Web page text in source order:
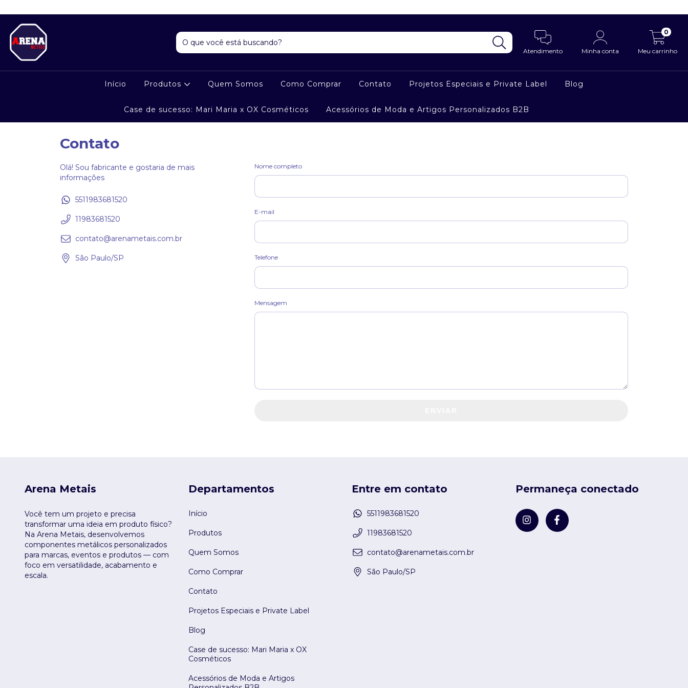
Atendimento Minha conta Meu carrinho
0
Início Produtos Quem Somos Como Comprar Contato Projetos Especiais e Private Label Blog
Case de sucesso: Mari Maria x OX Cosméticos Acessórios de Moda e Artigos Personalizados B2B
Contato
Olá! Sou fabricante e gostaria de mais
informações
5511983681520
11983681520
contato@arenametais.com.br
São Paulo/SP
Nome completo
E-mail
Telefone
Mensagem
Arena Metais
Você tem um projeto e precisa
transformar uma ideia em produto físico?
Na Arena Metais, desenvolvemos
componentes metálicos personalizados
para marcas, eventos e produtos — com
foco em versatilidade, acabamento e
escala.
Departamentos
Início
Produtos
Quem Somos
Como Comprar
Contato
Projetos Especiais e Private Label
Blog
Case de sucesso: Mari Maria x OX
Cosméticos
Acessórios de Moda e Artigos
Entre em contato
5511983681520
11983681520
contato@arenametais.com.br
São Paulo/SP
Permaneça conectado